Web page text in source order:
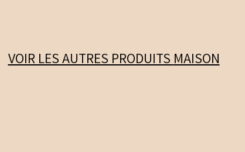
options
VOIR LES AUTRES PRODUITS MAISON